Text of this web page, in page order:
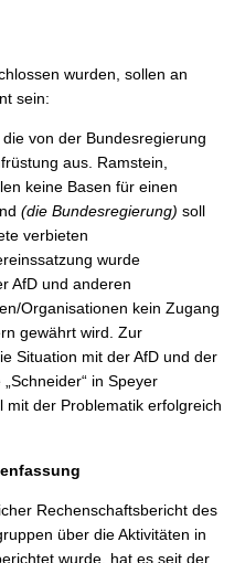
wurden, sollen an
sein:
von der Bundesregierung
aus. Ramstein,
keine Basen für einen
(die Bundesregierung) soll
verbieten
wurde
AfD und anderen
Organisationen kein Zugang
gewährt wird. Zur
Situation mit der AfD und der
in Speyer
der Problematik erfolgreich
Rechenschaftsbericht des
über die Aktivitäten in
wurde, hat es seit der